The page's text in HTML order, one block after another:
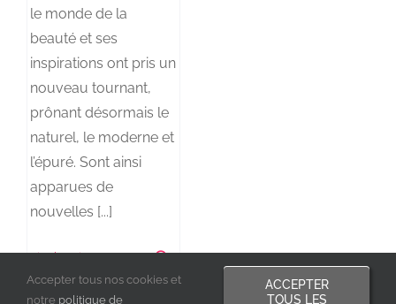
le monde de la
beauté et ses
inspirations ont pris un
nouveau tournant,
prônant désormais le
naturel, le moderne et
l’épuré. Sont ainsi
apparues de
nouvelles [...]
Lire la suite
1
Accepter tous nos cookies et
notre politique de
ACCEPTER
TOUS LES